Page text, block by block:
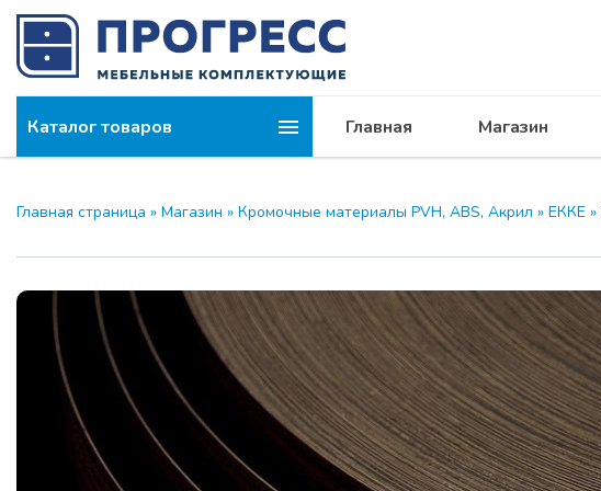
Каталог товаров Главная Магазин
Главная страница » Магазин » Кромочные материалы PVH, ABS, Акрил » ЕККЕ »